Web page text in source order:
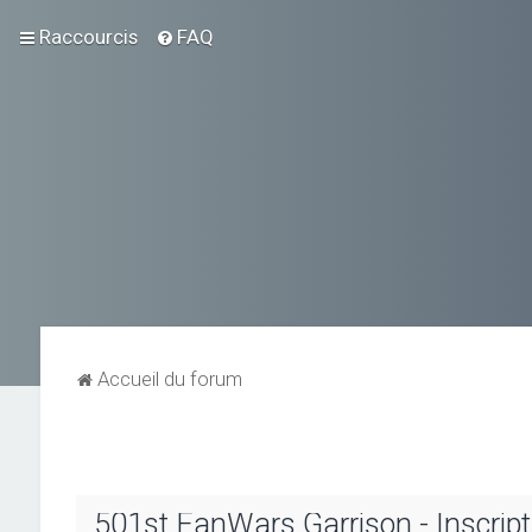
Raccourcis FAQ
Accueil du forum
501st FanWars Garrison -